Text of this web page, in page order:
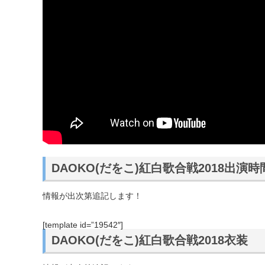
DAOKO(だをこ)紅白歌合戦2018出演時
情報が出次第追記します！
[template id=”19542″]
DAOKO(だをこ)紅白歌合戦2018衣装